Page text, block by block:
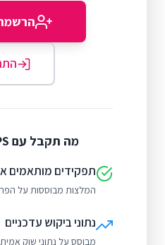
מה תקבל עם GPS הקריירה?
תפקידים מותאמים
המלצות מבוססות על
נתוני ביקוש עדכניים
מבוסס על נתוני שוק